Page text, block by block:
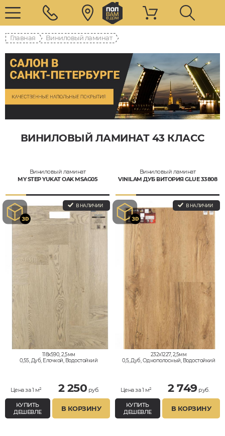
Главная Виниловый ламинат
ВИНИЛОВЫЙ ЛАМИНАТ 43 КЛАСС
Виниловый ламинат
MY STEP YUKAT OAK MSAG05
В НАЛИЧИИ
118x590, 2,5мм
0,55, Дуб, Елочкой, Водостойкий
Цена за 1 м² 2 250 руб.
КУПИТЬ
ДЕШЕВЛЕ
В КОРЗИНУ
Виниловый ламинат
VINILAM ДУБ ВИТОРИЯ GLUE 33808
В НАЛИЧИИ
232x1227, 2,5мм
0,5, Дуб, Однополосный, Водостойкий
Цена за 1 м² 2 749руб.
КУПИТЬ
ДЕШЕВЛЕ
В КОРЗИНУ